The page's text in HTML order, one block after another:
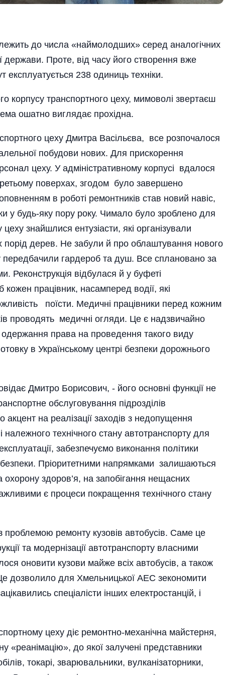
до числа «наймолодших» серед аналогічних
Проте, від часу його створення вже
експлуатується 238 одиниць техніки.
корпусу транспортного цеху, мимоволі звертаєш
ошатно виглядає прохідна.
цеху Дмитра Васільєва, все розпочалося
побудови нових. Для прискорення
цеху. У адміністративному корпусі вдалося
поверхах, згодом було завершено
в роботі ремонтників став новий навіс,
у будь-яку пору року. Чимало було зроблено для
знайшлися ентузіасти, які організували
дерев. Не забули й про облаштування нового
передбачили гардероб та душ. Все сплановано за
Реконструкція відбулася й у буфеті
кожен працівник, насамперед во­дії, які
поїсти. Медичні працівники перед кожним
проводять медичні огляди. Це є надзвичайно
права на проведення такого виду
в Українському центрі безпеки дорожнього
Дмитро Борисович, - його основні функції не
обслуговування підрозділів
на реалізації заходів з недопущення
технічного стану автотранспорту для
забезпечуємо виконання політики
Пріоритетними напрямками залишаються
охорону здоров’я, на запобігання нещасних
є процеси покращення технічного стану
проблемою ремонту кузовів автобусів. Саме це
та модернізації автотранспорту власними
оновити кузови майже всіх автобусів, а також
дозволило для Хмельницької АЕС зекономити
спеціалісти інших електростанцій, і
цеху діє ремонтно-механічна майстерня,
«реанімацію», до якої залучені представники
токарі, зварювальники, вулканізаторники,